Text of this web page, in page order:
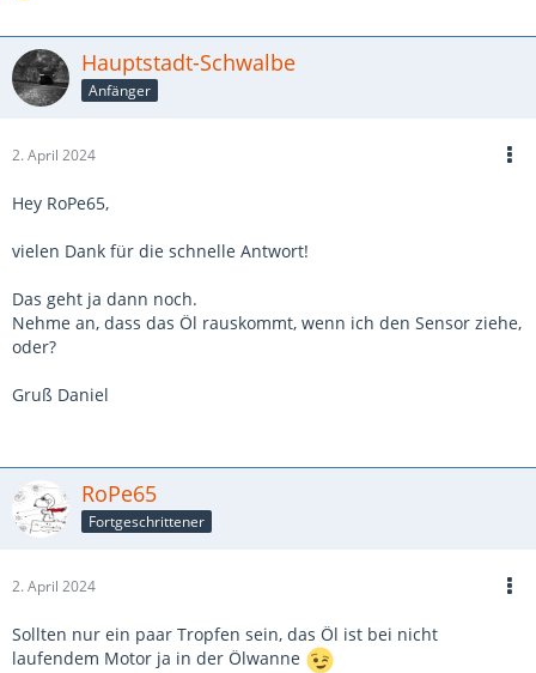
Hauptstadt-Schwalbe
Anfänger
2. April 2024
Hey RoPe65,
vielen Dank für die schnelle Antwort!
Das geht ja dann noch.
Nehme an, dass das Öl rauskommt, wenn ich den Sensor ziehe,
oder?
Gruß Daniel
RoPe65
Fortgeschrittener
2. April 2024
Sollten nur ein paar Tropfen sein, das Öl ist bei nicht
laufendem Motor ja in der Ölwanne